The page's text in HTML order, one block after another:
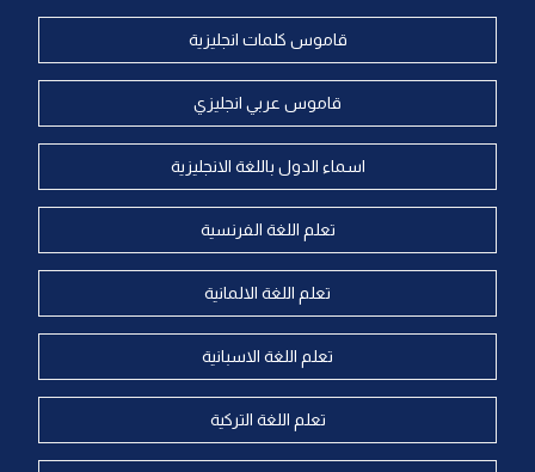
قاموس كلمات انجليزية
قاموس عربي انجليزي
اسماء الدول باللغة الانجليزية
تعلم اللغة الفرنسية
تعلم اللغة الالمانية
تعلم اللغة الاسبانية
تعلم اللغة التركية